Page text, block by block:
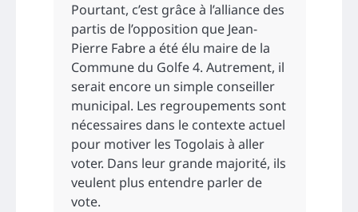
Pourtant, c’est grâce à l’alliance des
partis de l’opposition que Jean-
Pierre Fabre a été élu maire de la
Commune du Golfe 4. Autrement, il
serait encore un simple conseiller
municipal. Les regroupements sont
nécessaires dans le contexte actuel
pour motiver les Togolais à aller
voter. Dans leur grande majorité, ils
veulent plus entendre parler de
vote.